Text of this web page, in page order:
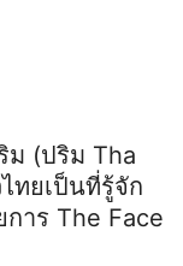
ม (ปริม Tha
ทยเป็นที่รู้จัก
าร The Face